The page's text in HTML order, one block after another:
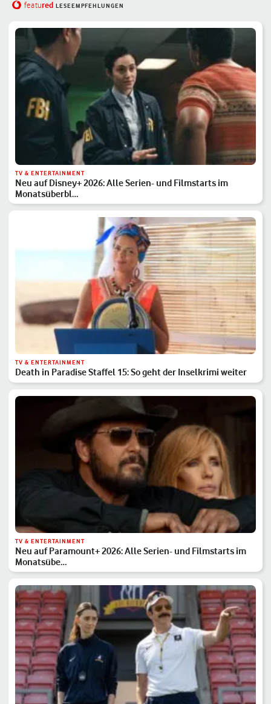
featured LESEEMPFEHLUNGEN
TV & ENTERTAINMENT
Neu auf Disney+ 2026: Alle Serien- und Filmstarts im
Monatsüberbl…
TV & ENTERTAINMENT
Death in Paradise Staffel 15: So geht der Inselkrimi weiter
TV & ENTERTAINMENT
Neu auf Paramount+ 2026: Alle Serien- und Filmstarts im
Monatsübe…